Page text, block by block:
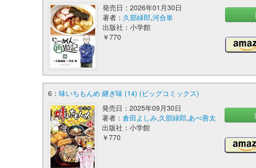
発売日：2026年01月30日
著者： 久部緑郎,河合単
出版社：小学館
￥770
6： 味いちもんめ 継ぎ味 (14) (ビッグコミックス)
発売日：2025年09月30日
著者：倉田よしみ,久部緑郎,あべ善太
出版社：小学館
￥770